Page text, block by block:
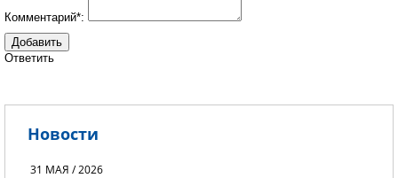
Комментарий*:
Ответить
Новости
31 МАЯ / 2026